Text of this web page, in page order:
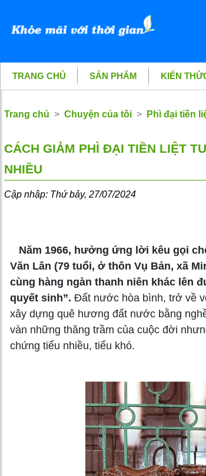
TRANG CHỦ SẢN PHẨM KIẾN
Trang chủ Chuyện của tôi Phì đại tiền
CÁCH GIẢM PHÌ ĐẠI TIỀN LIỆT
NHIỀU
Cập nhập: Thứ bảy, 27/07/2024
Năm 1966, hưởng ứng lời kêu gọi
Văn Lân (79 tuổi, ở thôn Vụ Bản, xã
cùng hàng ngàn thanh niên khác lên
quyết sinh”. Đất nước hòa bình, trở về
xây dựng quê hương đất nước bằng
vàn những thăng trầm của cuộc đời
chứng tiểu nhiều, tiểu khó.